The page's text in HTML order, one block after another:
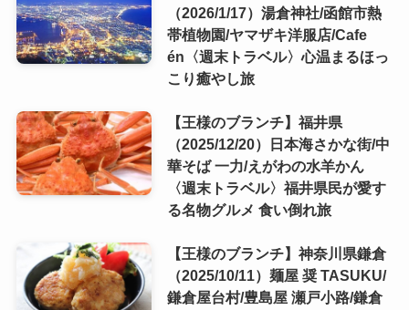
（2026/1/17）湯倉神社/函館市熱
帯植物園/ヤマザキ洋服店/Cafe
én〈週末トラベル〉心温まるほっ
こり癒やし旅
【王様のブランチ】福井県
（2025/12/20）日本海さかな街/中
華そば 一力/えがわの水羊かん
〈週末トラベル〉福井県民が愛す
る名物グルメ 食い倒れ旅
【王様のブランチ】神奈川県鎌倉
（2025/10/11）麺屋 奨 TASUKU/
鎌倉屋台村/豊島屋 瀬戸小路/鎌倉